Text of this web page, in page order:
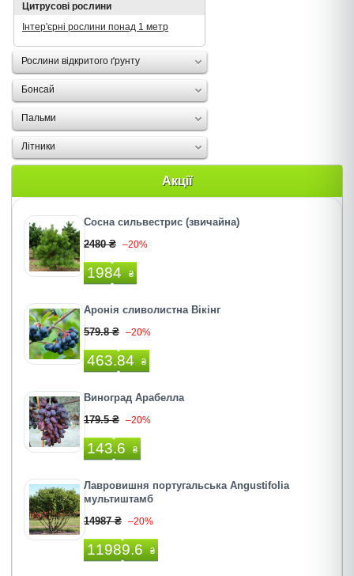
Цитрусові рослини
Інтер'єрні рослини понад 1 метр
Рослини відкритого ґрунту
Бонсай
Пальми
Літники
Акції
Сосна сильвестрис (звичайна)
2480 ₴ –20%
1984 ₴
Аронія сливолистна Вікінг
579.8 ₴ –20%
463.84 ₴
Виноград Арабелла
179.5 ₴ –20%
143.6 ₴
Лавровишня португальська Angustifolia
мультиштамб
14987 ₴ –20%
11989.6 ₴